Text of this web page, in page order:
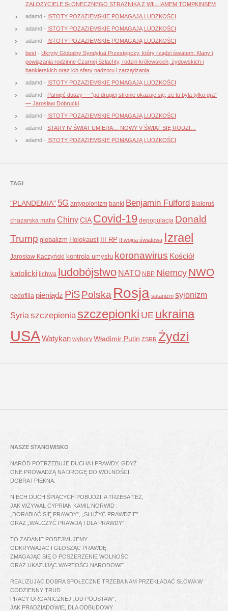
ZAŁOŻYCIELE SŁONECZNEGO STRAŻNIKA Z WILLIAMEM TOMPKINSEM
adamd - ISTOTY POZAZIEMSKIE POMAGAJĄ LUDZKOŚCI
adamd - ISTOTY POZAZIEMSKIE POMAGAJĄ LUDZKOŚCI
adamd - ISTOTY POZAZIEMSKIE POMAGAJĄ LUDZKOŚCI
best - Ukryty Globalny Syndykat Przestępczy, który rządzi światem: Klany i
powiązania rodzinne Czarnej Szlachty, rodzin królewskich, żydowskich i
bankierskich oraz ich sfery nadzoru i zarządzania
adamd - ISTOTY POZAZIEMSKIE POMAGAJĄ LUDZKOŚCI
adamd - Pamięć duszy — “po drugiej stronie okazuje się, że to była tylko gra”
— Jarosław Dobrucki
adamd - ISTOTY POZAZIEMSKIE POMAGAJĄ LUDZKOŚCI
adamd - STARY IV ŚWIAT UMIERA… NOWY V ŚWIAT SIĘ RODZI…
adamd - ISTOTY POZAZIEMSKIE POMAGAJĄ LUDZKOŚCI
TAGI
"PLANDEMIA" 5G antypolonizm banki Benjamin Fulford Białoruś
chazarska mafia ChinyCIA Covid-19 depopulacja Donald
Trump globalizm Holokaust III RP II wojna światowa Izrael
Jarosław Kaczyński kontrola umysłu koronawirus Kościół
katolicki lichwa ludobójstwo NATO NBP NiemcyNWO
pedofilia pieniądz PiSPolska Rosja satanizm syjonizm
Syria szczepienia szczepionki UE ukraina
USAWatykan wybory Władimir Putin ZSRR Żydzi
NASZE STANOWISKO
NARÓD POTRZEBUJE DUCHA I PRAWDY, GDYŻ
ONE PROWADZĄ NA DROGĘ DO WOLNOŚCI,
DOBRA I PIĘKNA.
NIECH DUCH ŚPIĄCYCH POBUDZI, A TRZEBA TEŻ,
JAK WZYWAŁ CYPRIAN KAMIL NORWID :
„DORABIAĆ SIĘ PRAWDY”, „SŁUŻYĆ PRAWDZIE”
ORAZ „WALCZYĆ PRAWDĄ I DLA PRAWDY”.
TO ZADANIE PODEJMUJEMY
ODKRYWAJĄC I GŁOSZĄC PRAWDĘ,
ZMAGAJĄC SIĘ O POSZERZENIE WOLNOŚCI
ORAZ UKAZUJĄC WARTOŚCI NARODOWE.
REALIZUJĄC DOBRA SPOŁECZNE TRZEBA NAM PRZEKŁADAĆ SŁOWA W
CODZIENNY TRUD
PRACY ORGANICZNEJ „OD PODSTAW”,
JAK PRADZIADOWIE, DLA ODBUDOWY